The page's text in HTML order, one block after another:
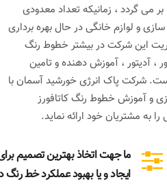
شروع تجربه ما در خطوط رنگ کاتافورز به سال 1379 بر می گردد ، زمانیکه تعداد معدودی
و لوازم خانگی در حال بهره برداری
این شرکت در بیشتر خطوط رنگ
، آدیتور ، آموزش دهنده و تامین
شرکت پاک انرژی خورشید آسمان با
و آموزش خطوط رنگ کاتافورز
به مشتریان خود ارائه نماید.
ما جهت اتخاذ بهترین تصمیم
ایجاد و یا بهبود عملکرد خط رنگ